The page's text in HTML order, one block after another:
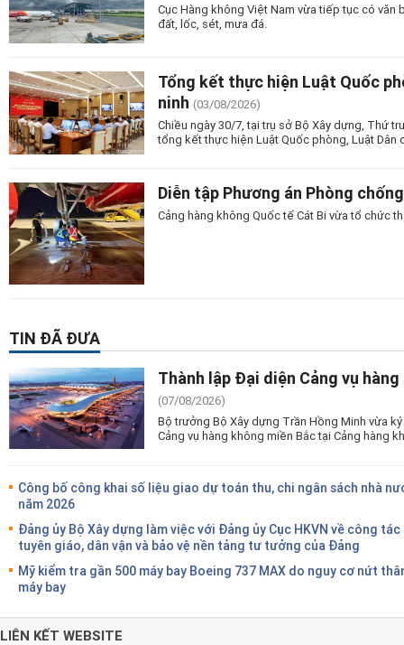
Cục Hàng không Việt Nam vừa tiếp tục có
đất, lốc, sét, mưa đá.
Tổng kết thực hiện Luật Quốc
ninh (03/08/2026)
Chiều ngày 30/7, tại trụ sở Bộ Xây dựng, Thứ
tổng kết thực hiện Luật Quốc phòng, Luật Dân
Diễn tập Phương án Phòng
Cảng hàng không Quốc tế Cát Bi vừa tổ chức
TIN ĐÃ ĐƯA
Thành lập Đại diện Cảng vụ
(07/08/2026)
Bộ trưởng Bộ Xây dựng Trần Hồng Minh vừa
Cảng vụ hàng không miền Bắc tại Cảng hàng
Công bố công khai số liệu giao dự toán thu, chi ngân sách nhà
năm 2026
Đảng ủy Bộ Xây dựng làm việc với Đảng ủy Cục HKVN về công tác
tuyên giáo, dân vận và bảo vệ nền tảng tư tưởng của Đảng
Mỹ kiểm tra gần 500 máy bay Boeing 737 MAX do nguy cơ nứt
máy bay
LIÊN KẾT WEBSITE